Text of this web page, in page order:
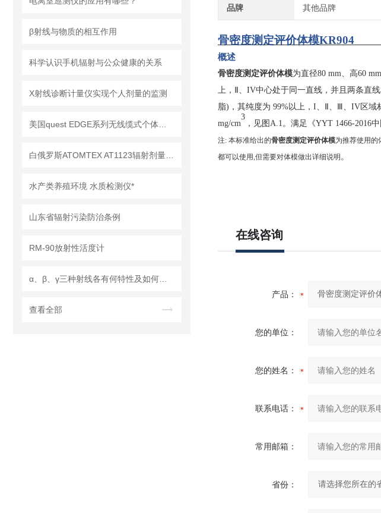
β射线与物质的相互作用
科学认识手机辐射与公众健康的关系
X射线诊断计量仪实现个人剂量的监测
水产类养殖环境 水质检测仪*
山东省辐射污染防治条例
RM-90放射性活度计
查看全部
品牌 其他品牌
骨密度测定评价体模KR904
概述
骨密度测定评价体模为直径80 mm、高60
上，Ⅱ、IV中心处于同一直线，并且两条直
脂)，其纯度为 99%以上，I、Ⅱ、Ⅲ、IV区域
mg/cm
3
，见图 A.1。满足《YYT 1466-2016
注: 本标准给出的骨密度测定评价体模为推荐使用的
都可以使用,但需要对体模做出详细说明 。
在线咨询
产品：
您的单位：
您的姓名：
联系电话：
常用邮箱：
省份：